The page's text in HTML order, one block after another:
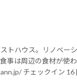
トハウス。リノベー
事は周辺の食材が使
チェックイン 16